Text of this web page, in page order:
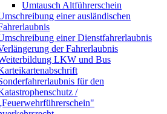
Umtausch Altführerschein
einer ausländischen
einer Dienstfahrerlaubnis
der Fahrerlaubnis
LKW und Bus
für den
/